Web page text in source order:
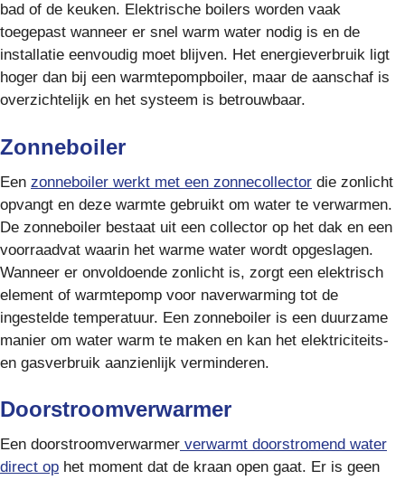
bad of de keuken. Elektrische boilers worden vaak
toegepast wanneer er snel warm water nodig is en de
installatie eenvoudig moet blijven. Het energieverbruik ligt
hoger dan bij een warmtepompboiler, maar de aanschaf is
overzichtelijk en het systeem is betrouwbaar.
Zonneboiler
Een zonneboiler werkt met een zonnecollector die zonlicht
opvangt en deze warmte gebruikt om water te verwarmen.
De zonneboiler bestaat uit een collector op het dak en een
voorraadvat waarin het warme water wordt opgeslagen.
Wanneer er onvoldoende zonlicht is, zorgt een elektrisch
element of warmtepomp voor naverwarming tot de
ingestelde temperatuur. Een zonneboiler is een duurzame
manier om water warm te maken en kan het elektriciteits-
en gasverbruik aanzienlijk verminderen.
Doorstroomverwarmer
Een doorstroomverwarmer verwarmt doorstromend water
direct op het moment dat de kraan open gaat. Er is geen